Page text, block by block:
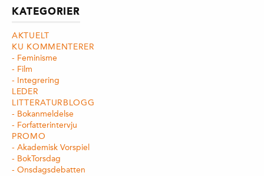
KATEGORIER
AKTUELT
KU KOMMENTERER
Feminisme
Film
Integrering
LEDER
LITTERATURBLOGG
Bokanmeldelse
Forfatterintervju
PROMO
Akademisk Vorspiel
BokTorsdag
Onsdagsdebatten